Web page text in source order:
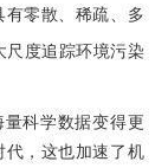
零散、稀疏、多
尺度追踪环境污染
科学数据变得更
，这也加速了机